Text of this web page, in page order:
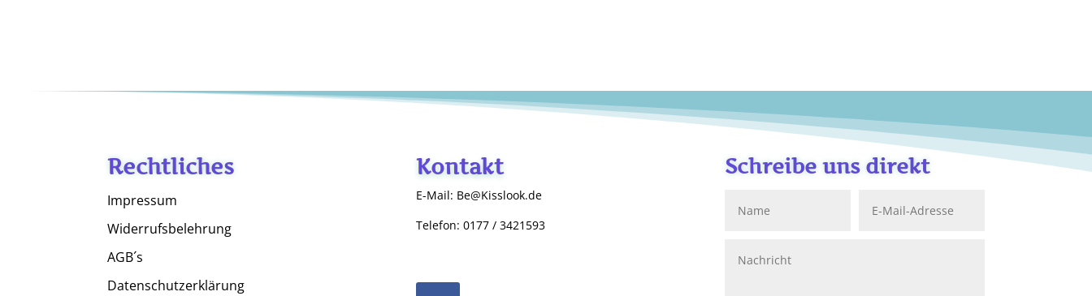
Rechtliches
Impressum
Widerrufsbelehrung
AGB´s
Datenschutzerklärung
Kontakt
E-Mail: Be@Kisslook.de
Telefon: 0177 / 3421593
Schreibe uns direkt